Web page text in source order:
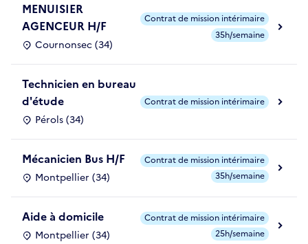
MENUISIER
AGENCEUR H/F
Cournonsec (34)
Contrat de mission intérimaire
35h/semaine
Technicien en bureau
d'étude
Pérols (34)
Contrat de mission intérimaire
Mécanicien Bus H/F
Montpellier (34)
Contrat de mission intérimaire
35h/semaine
Aide à domicile
Montpellier (34)
Contrat de mission intérimaire
25h/semaine